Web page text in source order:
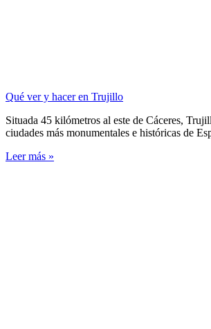
Qué ver y hacer en Trujillo
Situada 45 kilómetros al este de Cáceres,
ciudades más monumentales e históricas de
Leer más »